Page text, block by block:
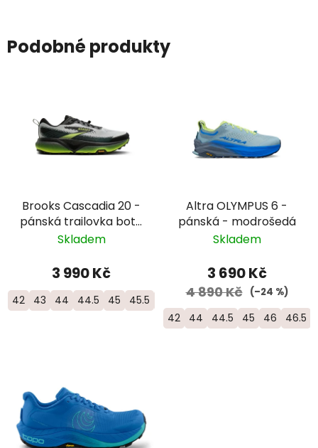
Podobné produkty
Brooks Cascadia 20 -
pánská trailovka bota
do horského terénu -
Skladem
3 990 Kč
42 43 44 44.5 45 45.5
Altra OLYMPUS 6 -
pánská - modrošedá
Skladem
3 690 Kč
4 890 Kč (–24 %)
42 44 44.5 45 46 46.5